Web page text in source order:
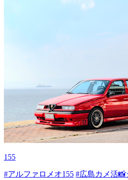
155
#アルファロメオ155 #広島カメ活